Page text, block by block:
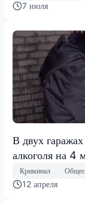
7 июля
В двух
алкоголя на 4
Криминал
12 апреля